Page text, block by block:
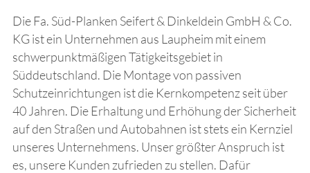
Die Fa. Süd-Planken Seifert & Dinkeldein GmbH & Co.
KG ist ein Unternehmen aus Laupheim mit einem
schwerpunktmäßigen Tätigkeitsgebiet in
Süddeutschland. Die Montage von passiven
Schutzeinrichtungen ist die Kernkompetenz seit über
40 Jahren. Die Erhaltung und Erhöhung der Sicherheit
auf den Straßen und Autobahnen ist stets ein Kernziel
unseres Unternehmens. Unser größter Anspruch ist
es, unsere Kunden zufrieden zu stellen. Dafür